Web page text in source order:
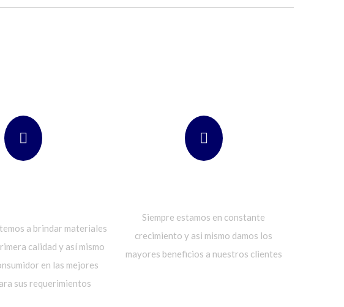
a brindar materiales
calidad y así mismo
en las mejores
sus requerimientos
Siempre estamos en constante
crecimiento y asi mismo damos los
mayores beneficios a nuestros clientes